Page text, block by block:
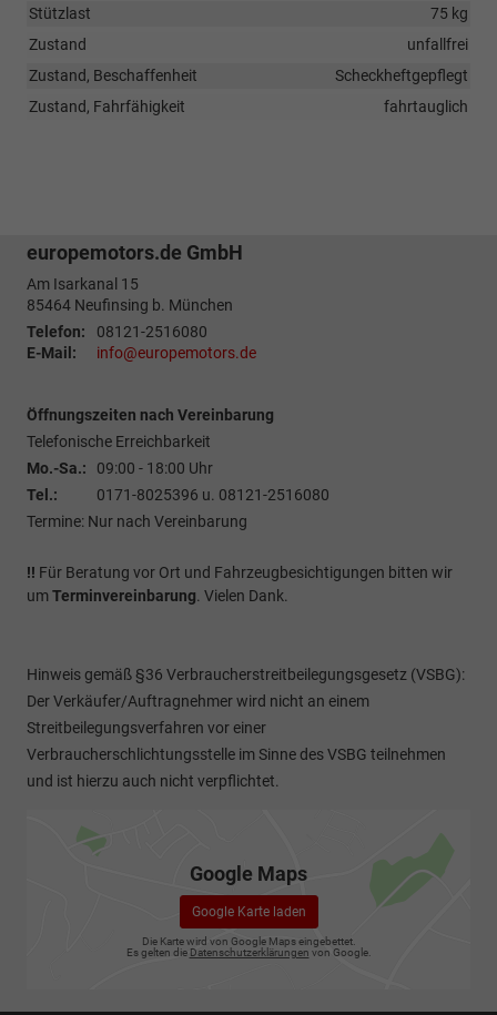
Stützlast
75 kg
Zustand
unfallfrei
Zustand, Beschaffenheit
Scheckheftgepflegt
Zustand, Fahrfähigkeit
fahrtauglich
europemotors.de GmbH
Am Isarkanal 15
85464 Neufinsing b. München
Telefon:
08121-2516080
E-Mail:
info@europemotors.de
Öffnungszeiten nach Vereinbarung
Telefonische Erreichbarkeit
Mo.-Sa.:
09:00 - 18:00 Uhr
Tel.:
0171-8025396 u. 08121-2516080
Termine: Nur nach Vereinbarung
!! Für Beratung vor Ort und Fahrzeugbesichtigungen bitten wir
umTerminvereinbarung. Vielen Dank.
Hinweis gemäß §36 Verbraucherstreitbeilegungsgesetz (VSBG):
Der Verkäufer/Auftragnehmer wird nicht an einem
Streitbeilegungsverfahren vor einer
Verbraucherschlichtungsstelle im Sinne des VSBG teilnehmen
und ist hierzu auch nicht verpflichtet.
Google Maps
Google Karte laden
Die Karte wird von Google Maps eingebettet.
Es gelten die Datenschutzerklärungen von Google.